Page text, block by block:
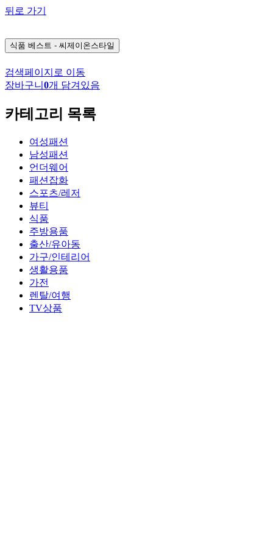
뒤로 가기
식품 베스트 - 씨제이온스타일
검색페이지로 이동
장바구니 0개 담겨있음
카테고리 목록
여성패션
남성패션
언더웨어
패션잡화
스포츠/레저
뷰티
식품
주방용품
출산/유아동
가구/인테리어
생활용품
가전
렌탈/여행
TV상품